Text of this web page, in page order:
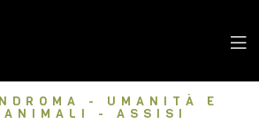
- UMANITÀ E
- ASSISI